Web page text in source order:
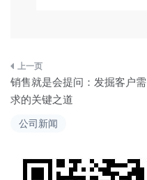
公司新闻
文
章
导
航
销售就是会提问：发掘客户需
求的关键之道